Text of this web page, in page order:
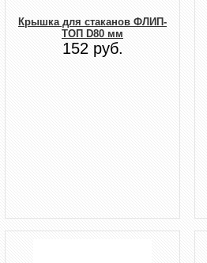
Крышка для стаканов ФЛИП-
ТОП D80 мм
152 руб.